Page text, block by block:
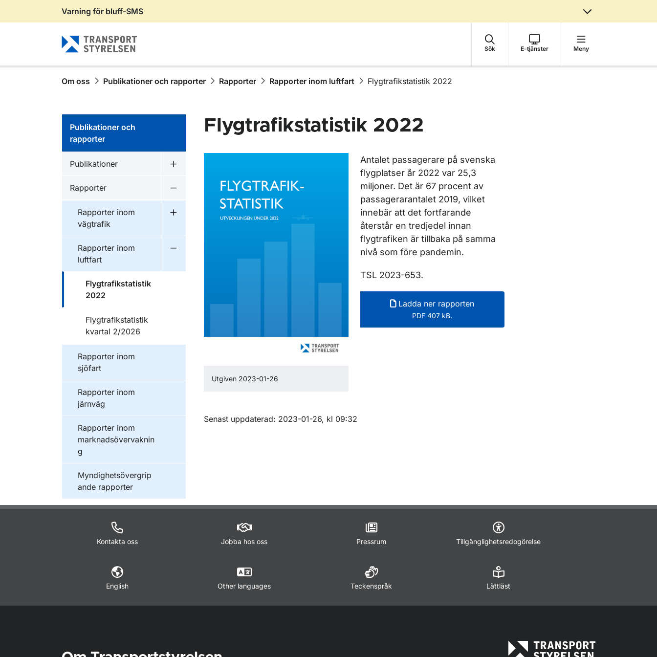
Gå till sidans innehåll
Varning för bluff-SMS
Sök E-tjänster Meny
Om oss Publikationer och rapporter Rapporter Rapporter inom luftfart Flygtrafikstatistik 2022
Publikationer och
rapporter
Publikationer inom
Publikationer
Undermeny för Publikationer
Publikationer inom
Rapporter
Undermeny för Rapporter
Publikationer inom
Rapporter inom
vägtrafik
Undermeny för Rapporter inom vägtrafik
Publikationer inom
Rapporter inom
luftfart
Publikationer inom
Flygtrafikstatistik
2022
Publikationer inom
Flygtrafikstatistik
kvartal 2/2026
Publikationer inom
Rapporter inom
sjöfart
Publikationer inom
Rapporter inom
järnväg
Publikationer inom
Rapporter inom
marknadsövervaknin
g
Publikationer inom
Myndighetsövergrip
ande rapporter
Flygtrafikstatistik 2022
Utgiven 2023-01-26
Antalet passagerare på svenska
flygplatser år 2022 var 25,3
miljoner. Det är 67 procent av
passagerarantalet 2019, vilket
innebär att det fortfarande
återstår en tredjedel innan
flygtrafiken är tillbaka på samma
nivå som före pandemin.
TSL 2023-653.
Ladda ner rapporten
PDF 407 kB.
Om sidan
Senast uppdaterad: 2023-01-26, kl 09:32
Kontakta oss Jobba hos oss Pressrum Tillgänglighetsredogörelse
English Other languages Teckenspråk Lättläst